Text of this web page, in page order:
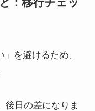
：移行チェッ
を避けるため、
後日の差になりま